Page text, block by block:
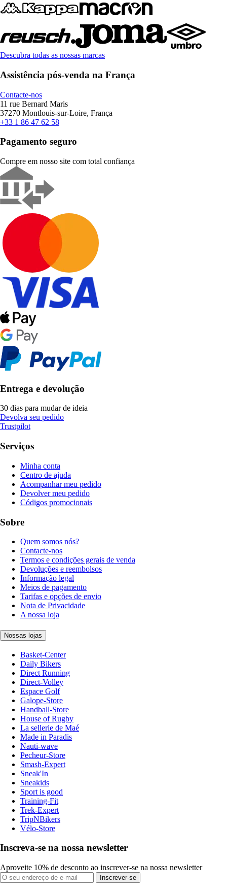
Descubra todas as nossas marcas
Assistência pós-venda na França
Contacte-nos
11 rue Bernard Maris
37270 Montlouis-sur-Loire, França
+33 1 86 47 62 58
Pagamento seguro
Compre em nosso site com total confiança
Entrega e devolução
30 dias para mudar de ideia
Devolva seu pedido
Trustpilot
Serviços
Minha conta
Centro de ajuda
Acompanhar meu pedido
Devolver meu pedido
Códigos promocionais
Sobre
Quem somos nós?
Contacte-nos
Termos e condições gerais de venda
Devoluções e reembolsos
Informação legal
Meios de pagamento
Tarifas e opções de envio
Nota de Privacidade
A nossa loja
Nossas lojas
Basket-Center
Daily Bikers
Direct Running
Direct-Volley
Espace Golf
Galope-Store
Handball-Store
House of Rugby
La sellerie de Maé
Made in Paradis
Nauti-wave
Pecheur-Store
Smash-Expert
Sneak'In
Sneakids
Sport is good
Training-Fit
Trek-Expert
TripNBikers
Vélo-Store
Inscreva-se na nossa newsletter
Aproveite 10% de desconto ao inscrever-se na nossa newsletter
Inscrever-se